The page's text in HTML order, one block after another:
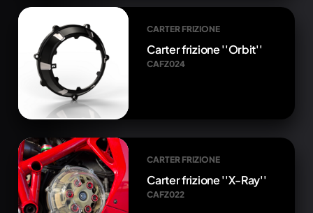
CARTER FRIZIONE
Carter frizione ''Orbit''
CAFZ024
CARTER FRIZIONE
Carter frizione ''X-Ray''
CAFZ022